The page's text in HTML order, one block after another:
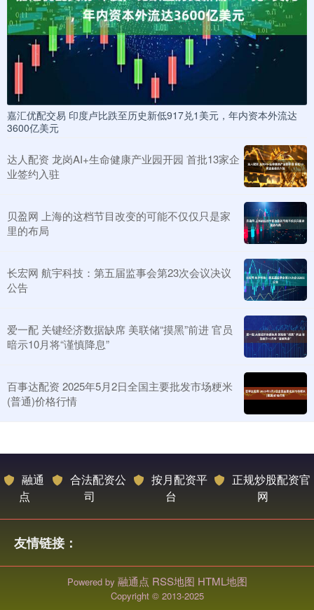
嘉汇优配交易 印度卢比跌至历史新低917兑1美元，年内资本外流达
3600亿美元
达人配资 龙岗AI+生命健康产业园开园 首批13家企
业签约入驻
贝盈网 上海的这档节目改变的可能不仅仅只是家
里的布局
长宏网 航宇科技：第五届监事会第23次会议决议
公告
爱一配 关键经济数据缺席 美联储“摸黑”前进 官员
暗示10月将“谨慎降息”
百事达配资 2025年5月2日全国主要批发市场粳米
(普通)价格行情
融通
点
合法配资公
司
按月配资平
台
正规炒股配资官
网
友情链接：
Powered by 融通点 RSS地图 HTML地图
Copyright © 2013-2025